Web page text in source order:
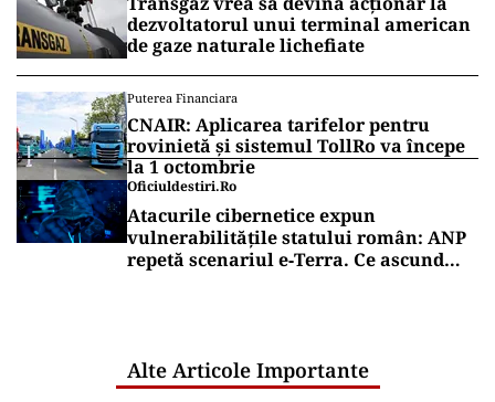
sau trecute prin boală, la evenimentele sau
activitățile organizate și desfășurate în
localitățile în care incidența cumulată a
cazurilor, în ultimele 14 zile este mai mare de
6/1000 de locuitori”, anunță autoritățile.
Vezi documentul AICI Descarcă
Vrei să fii mereu la curent cu toate știrile? Urmărește
Puterea.ro și pe canalul de WhatsApp
de gaze naturale lichefiate